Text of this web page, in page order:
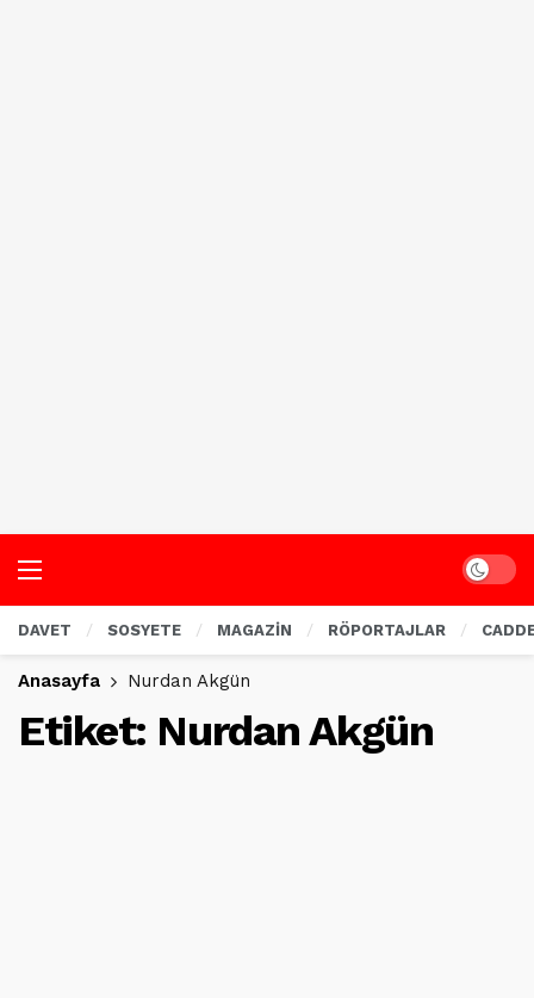
Dark
DAVET SOSYETE MAGAZİN RÖPORTAJLAR
Anasayfa Nurdan Akgün
Etiket: Nurdan Akgün